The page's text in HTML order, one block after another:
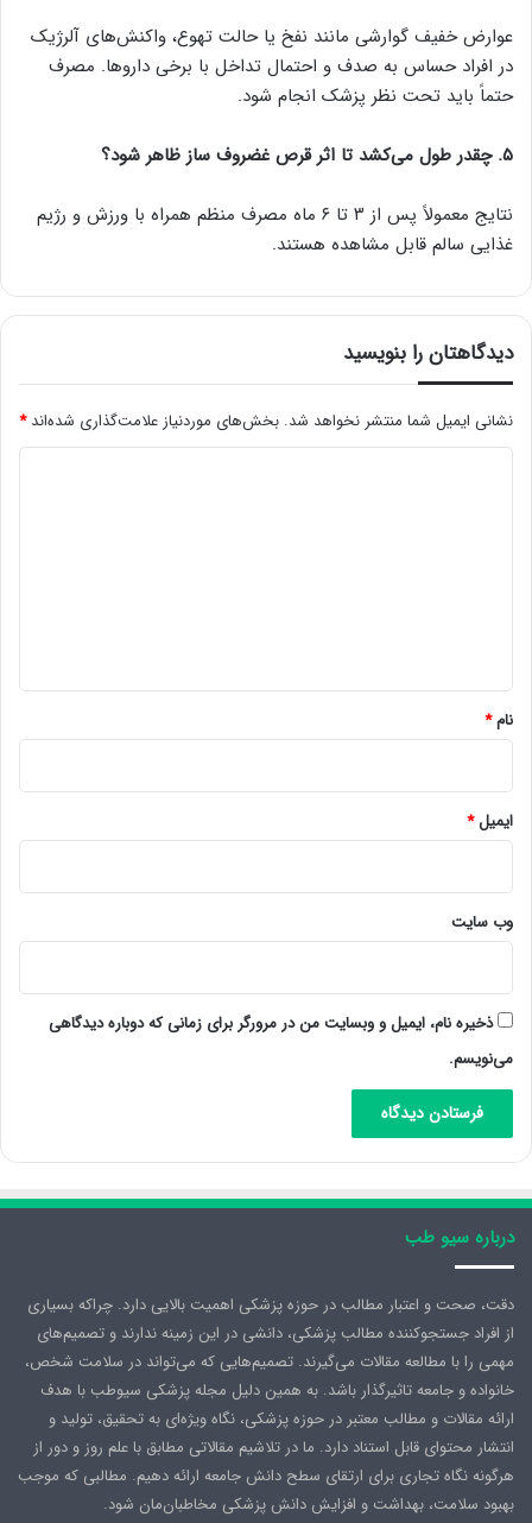
عوارض خفیف گوارشی مانند نفخ یا حالت تهوع، واکنش‌های آلرژیک
در افراد حساس به صدف و احتمال تداخل با برخی داروها. مصرف
حتماً باید تحت نظر پزشک انجام شود.
۵. چقدر طول می‌کشد تا اثر قرص غضروف‌ ساز ظاهر شود؟
نتایج معمولاً پس از ۳ تا ۶ ماه مصرف منظم همراه با ورزش و رژیم
غذایی سالم قابل مشاهده هستند.
دیدگاهتان را بنویسید
نشانی ایمیل شما منتشر نخواهد شد. بخش‌های موردنیاز علامت‌گذاری شده‌اند*
نام*
ایمیل*
وب‌ سایت
ذخیره نام، ایمیل و وبسایت من در مرورگر برای زمانی که دوباره دیدگاهی
می‌نویسم.
درباره سیو طب
دقت، صحت و اعتبار مطالب در حوزه پزشکی اهمیت بالایی دارد. چراکه بسیاری
از افراد جستجوکننده مطالب پزشکی، دانشی در این زمینه ندارند و تصمیم‌های
مهمی را با مطالعه مقالات می‌گیرند. تصمیم‌هایی که می‌تواند در سلامت شخص،
خانواده و جامعه تاثیرگذار باشد. به همین دلیل مجله پزشکی سیوطب با هدف
ارائه مقالات و مطالب معتبر در حوزه پزشکی، نگاه ویژه‌ای به تحقیق، تولید و
انتشار محتوای قابل استناد دارد. ما در تلاشیم مقالاتی مطابق با علم روز و دور از
هرگونه نگاه تجاری برای ارتقای سطح دانش جامعه ارائه دهیم. مطالبی که موجب
بهبود سلامت، بهداشت و افزایش دانش پزشکی مخاطبان‌مان شود.